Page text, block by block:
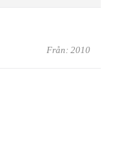
Från: 2010